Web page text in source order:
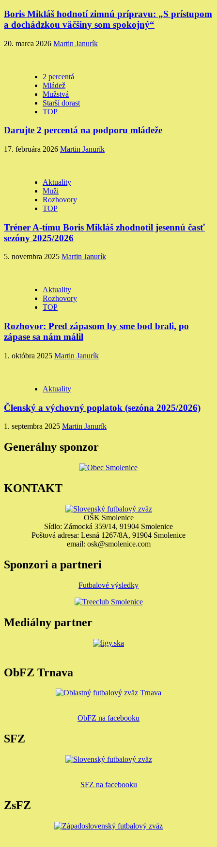
Boris Mikláš hodnotí zimnú prípravu: „S prístupom
a dochádzkou väčšiny som spokojný“
20. marca 2026 Martin Janurík
2 percentá
Mládež
Mužstvá
Starší dorast
TOP
Darujte 2 percentá na podporu mládeže
17. februára 2026 Martin Janurík
Aktuality
Muži
Rozhovory
TOP
Tréner A-tímu Boris Mikláš zhodnotil jesennú časť
sezóny 2025/2026
5. novembra 2025 Martin Janurík
Aktuality
Rozhovory
TOP
Rozhovor: Pred zápasom by sme bod brali, po
zápase sa nám málil
1. októbra 2025 Martin Janurík
Aktuality
Členský a výchovný poplatok (sezóna 2025/2026)
1. septembra 2025 Martin Janurík
Generálny sponzor
KONTAKT
OŠK Smolenice
Sídlo: Zámocká 359/14, 91904 Smolenice
Poštová adresa: Lesná 1267/8A, 91904 Smolenice
email: osk@smolenice.com
Sponzori a partneri
Futbalové výsledky
Mediálny partner
ObFZ Trnava
ObFZ na facebooku
SFZ
SFZ na facebooku
ZsFZ